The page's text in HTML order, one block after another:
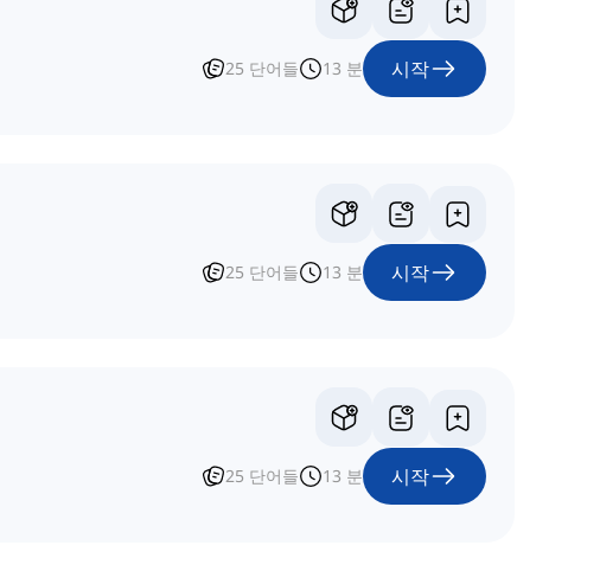
25 단어들 13 분 시작
25 단어들 13 분 시작
25 단어들 13 분 시작